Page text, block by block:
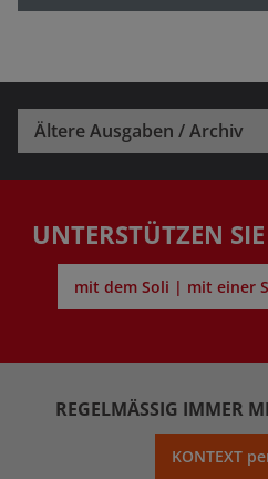
Ältere Ausgaben / Archiv
UNTERSTÜTZEN
mit dem Soli | mit einer
REGELMÄSSIG IMMER
KONTEXT